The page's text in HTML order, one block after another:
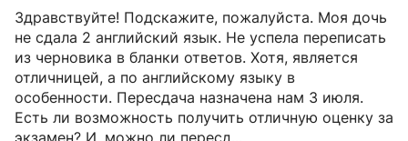
Здравствуйте! Подскажите, пожалуйста. Моя дочь
не сдала 2 английский язык. Не успела переписать
из черновика в бланки ответов. Хотя, является
отличницей, а по английскому языку в
особенности. Пересдача назначена нам 3 июля.
Есть ли возможность получить отличную оценку за
экзамен? И, можно ли пересд...